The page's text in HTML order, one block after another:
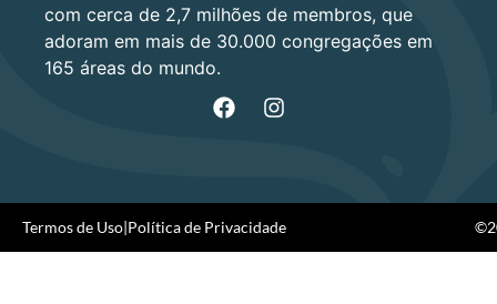
com cerca de 2,7 milhões de membros, que
adoram em mais de 30.000 congregações em
165 áreas do mundo.
Termos de Uso|Política de Privacidade